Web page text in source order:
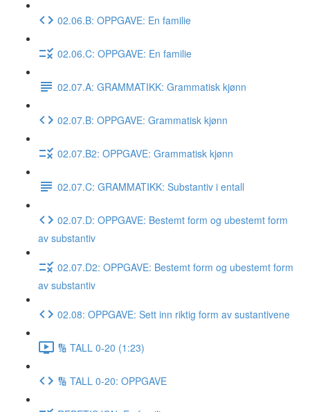
02.06.B: OPPGAVE: En familie
02.06.C: OPPGAVE: En familie
02.07.A: GRAMMATIKK: Grammatisk kjønn
02.07.B: OPPGAVE: Grammatisk kjønn
02.07.B2: OPPGAVE: Grammatisk kjønn
02.07.C: GRAMMATIKK: Substantiv i entall
02.07.D: OPPGAVE: Bestemt form og ubestemt form
av substantiv
02.07.D2: OPPGAVE: Bestemt form og ubestemt form
av substantiv
02.08: OPPGAVE: Sett inn riktig form av sustantivene
🔢 TALL 0-20 (1:23)
🔢 TALL 0-20: OPPGAVE